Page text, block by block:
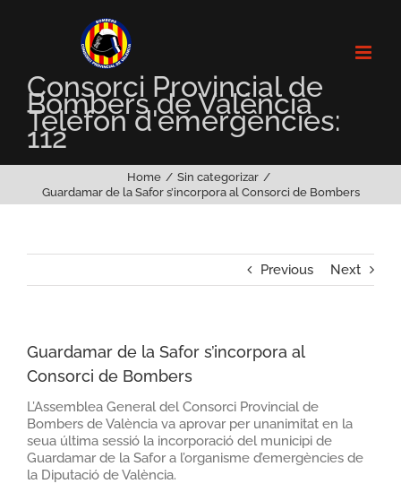
Consorci Provincial de
Bombers de València
Telèfon d'emergències:
112
Home
Sin categorizar
Guardamar de la Safor s’incorpora al Consorci de Bombers
Previous Next
Guardamar de la Safor s’incorpora al
Consorci de Bombers
L’Assemblea General del Consorci Provincial de
Bombers de València va aprovar per unanimitat en la
seua última sessió la incorporació del municipi de
Guardamar de la Safor a l’organisme d’emergències de
la Diputació de València.